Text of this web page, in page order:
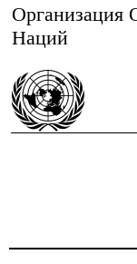
Организация
Наций